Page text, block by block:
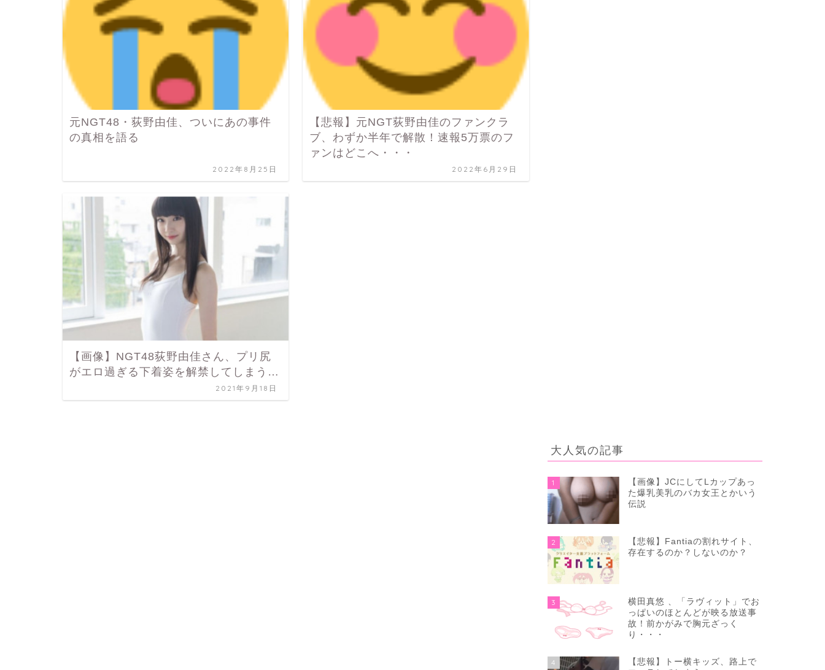
元NGT48・荻野由佳、ついにあの事件
の真相を語る
2022年8月25日
【悲報】元NGT荻野由佳のファンクラ
ブ、わずか半年で解散！速報5万票のフ
ァンはどこへ・・・
2022年6月29日
【画像】NGT48荻野由佳さん、プリ尻
がエロ過ぎる下着姿を解禁してしまう…
2021年9月18日
大人気の記事
1
【画像】JCにしてLカップあっ
た爆乳美乳のバカ女王とかいう
伝説
2
【悲報】Fantiaの割れサイト、
存在するのか？しないのか？
3
横田真悠 、「ラヴィット」でお
っぱいのほとんどが映る放送事
故！前かがみで胸元ざっく
り・・・
4
【悲報】トー横キッズ、路上で